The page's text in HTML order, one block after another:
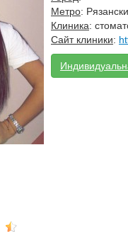
Метро:
Клиника:
Сайт клиники: